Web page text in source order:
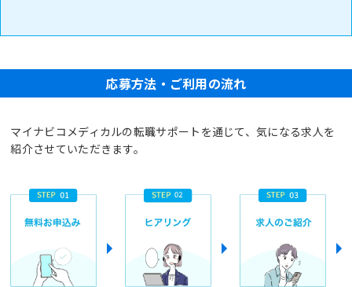
応募方法・ご利用の流れ
マイナビコメディカルの転職サポートを通じて、気になる求人を
紹介させていただきます。